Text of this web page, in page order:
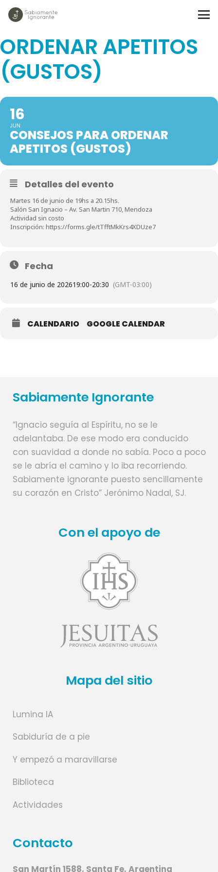
CONSEJOS PARA
ORDENAR APETITOS
(GUSTOS)
16
JUN
CONSEJOS PARA ORDENAR
APETITOS (GUSTOS)
Detalles del evento
Martes 16 de junio de 19hs a 20.15hs.
Salón San Ignacio – Av. San Martin 710, Mendoza
Actividad sin costo
Inscripción: https://forms.gle/tTfftMkKrs4XDUze7
Fecha
16 de junio de 202619:00-20:30 (GMT-03:00)
CALENDARIO GOOGLE CALENDAR
Sabiamente Ignorante
“Ignacio seguía al Espíritu, no se le
adelantaba. De ese modo era conducido
con suavidad a donde no sabía. Poco a poco
se le abría el camino y lo iba recorriendo.
Sabiamente ignorante puesto sencillamente
su corazón en Cristo” Jerónimo Nadal, SJ.
Con el apoyo de
Mapa del sitio
Lumina IA
Sabiduría de a pie
Y empezó a maravillarse
Biblioteca
Actividades
Contacto
San Martín 1588, Santa Fe, Argentina